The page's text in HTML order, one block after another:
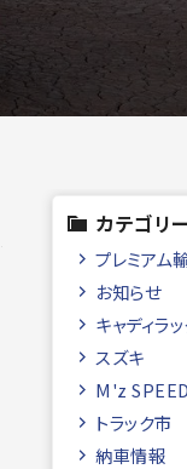
カテゴリー
プレミアム
お知らせ
キャディラ
スズキ
M'z SPEED
トラック市
納車情報